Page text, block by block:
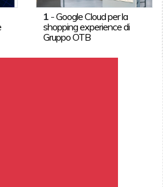
1 -Google Cloud per la
shopping experience di
Gruppo OTB